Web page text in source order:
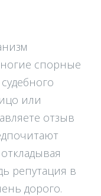
спорные
или
отзыв
репутация в
дорого.